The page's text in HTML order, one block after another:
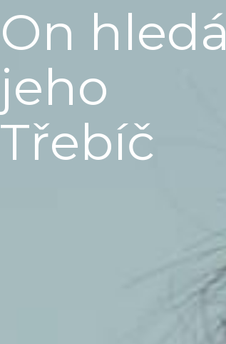
On hledá
jeho
Třebíč